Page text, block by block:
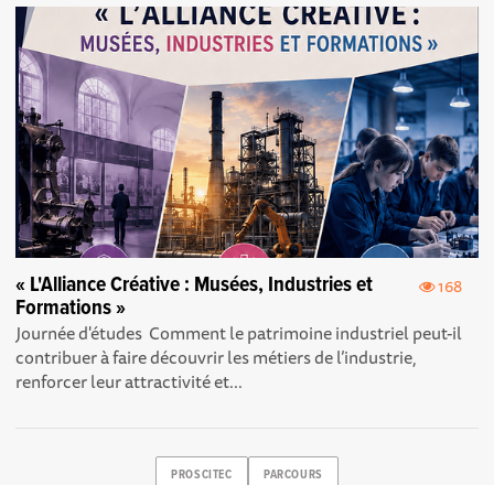
168
« L'Alliance Créative : Musées, Industries et
Formations »
Journée d'études Comment le patrimoine industriel peut-il
contribuer à faire découvrir les métiers de l’industrie,
renforcer leur attractivité et...
PROSCITEC PARCOURS